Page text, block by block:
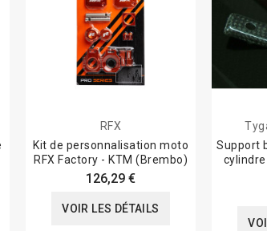
RFX
Kit de personnalisation moto
RFX Factory - KTM (Brembo)
126,29 €
VOIR LES DÉTAILS
Support